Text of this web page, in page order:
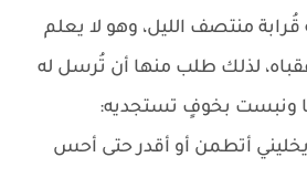
منتصف الليل، وهو لا يعلم
لذلك طلب منها أن تُرسل له
ونبست بخوفٍ تستجديه:
أتطمن أو أقدر حتى أحس